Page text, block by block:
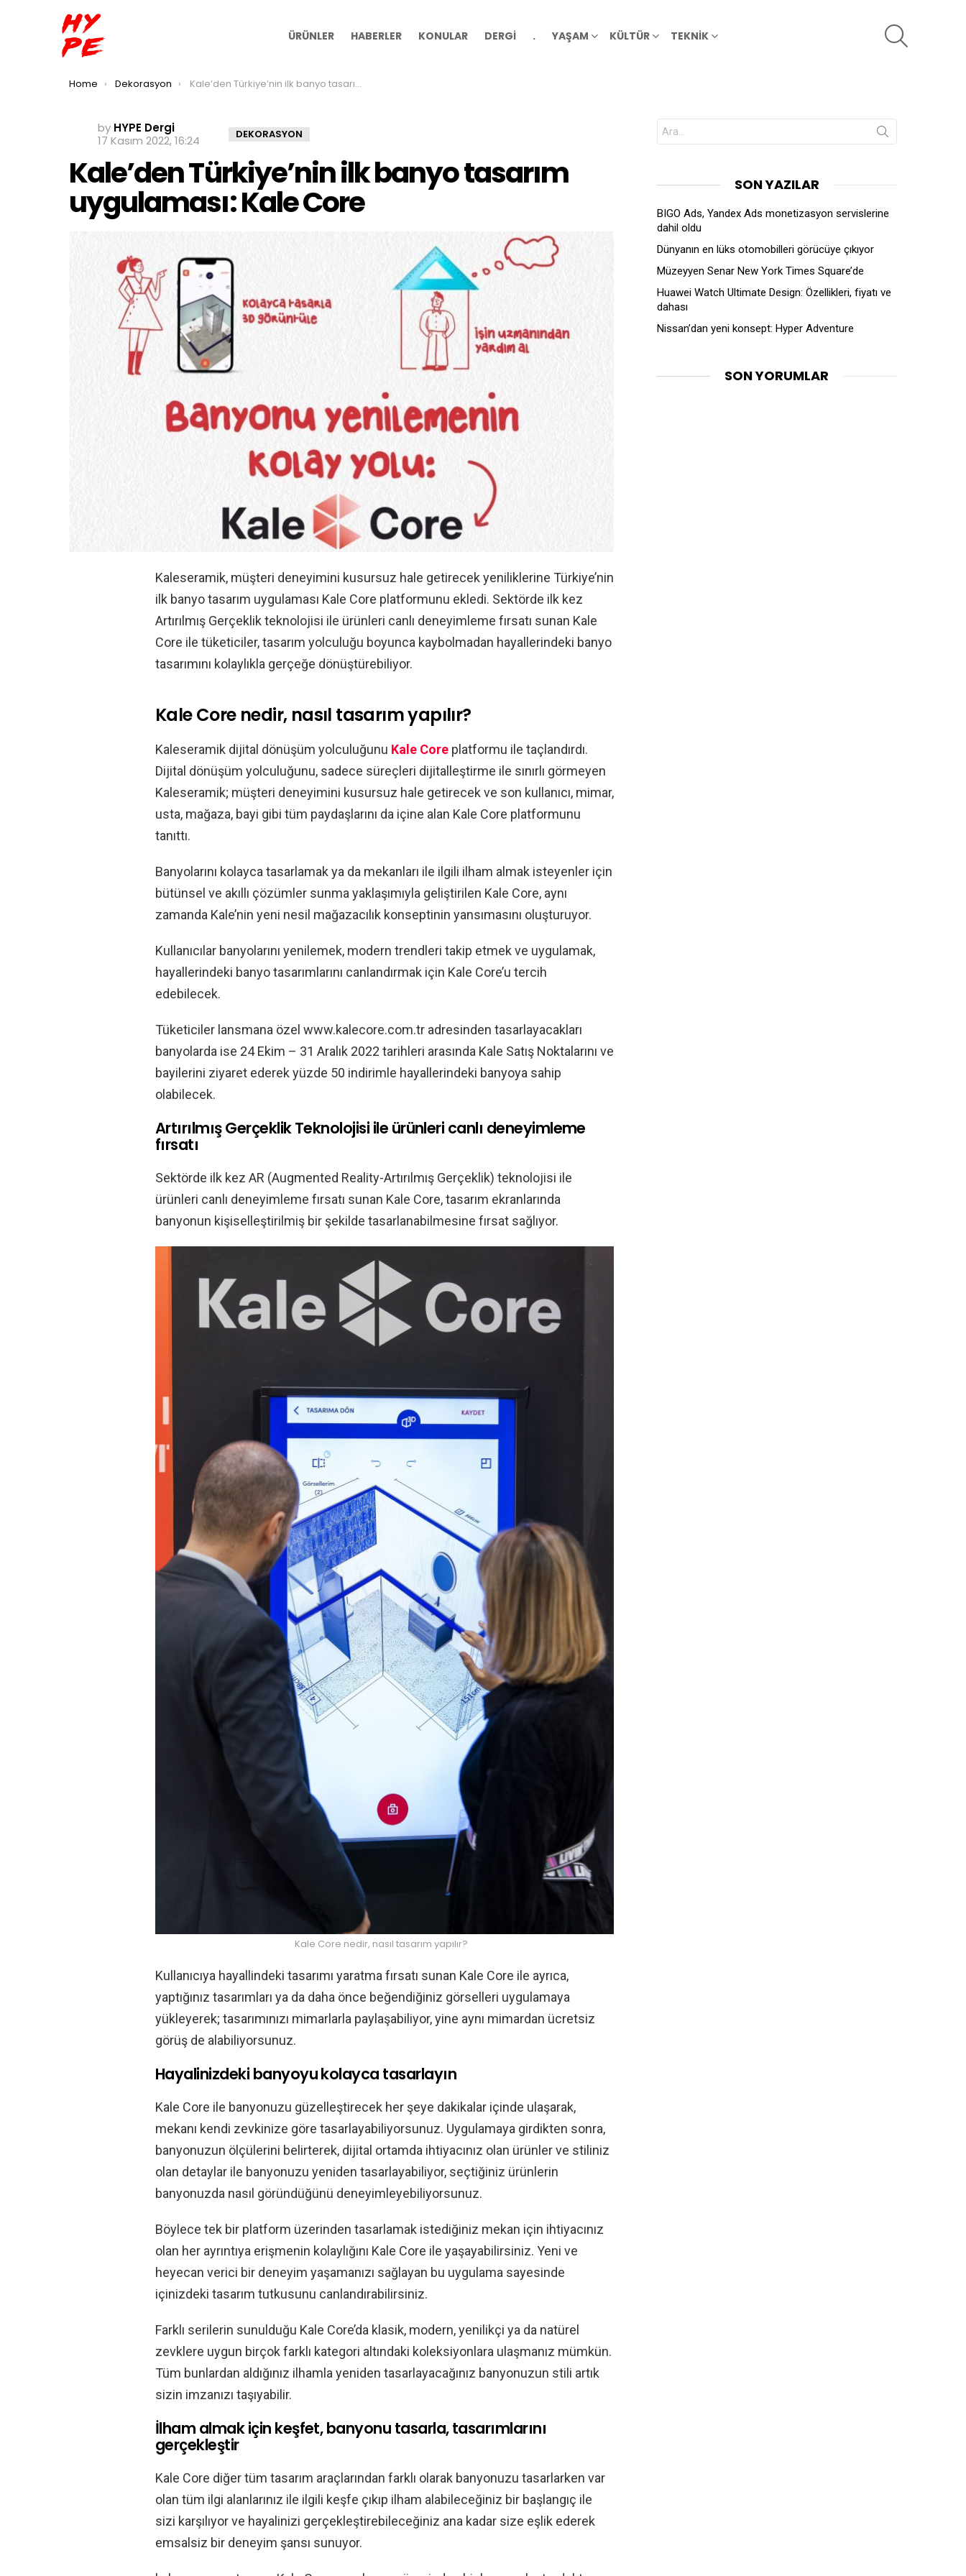
ÜRÜNLER HABERLER KONULAR DERGİ . YAŞAM KÜLTÜR TEKNİK
You are here:
Home Dekorasyon Kale’den Türkiye’nin ilk banyo tasarım uygulaması: Kale Core
by HYPE Dergi
17 Kasım 2022, 16:24
DEKORASYON
Kale’den Türkiye’nin ilk banyo tasarım
uygulaması: Kale Core
Kaleseramik, müşteri deneyimini kusursuz hale getirecek yeniliklerine Türkiye’nin
ilk banyo tasarım uygulaması Kale Core platformunu ekledi. Sektörde ilk kez
Artırılmış Gerçeklik teknolojisi ile ürünleri canlı deneyimleme fırsatı sunan Kale
Core ile tüketiciler, tasarım yolculuğu boyunca kaybolmadan hayallerindeki banyo
tasarımını kolaylıkla gerçeğe dönüştürebiliyor.
Kale Core nedir, nasıl tasarım yapılır?
Kaleseramik dijital dönüşüm yolculuğunu Kale Core platformu ile taçlandırdı.
Dijital dönüşüm yolculuğunu, sadece süreçleri dijitalleştirme ile sınırlı görmeyen
Kaleseramik; müşteri deneyimini kusursuz hale getirecek ve son kullanıcı, mimar,
usta, mağaza, bayi gibi tüm paydaşlarını da içine alan Kale Core platformunu
tanıttı.
Banyolarını kolayca tasarlamak ya da mekanları ile ilgili ilham almak isteyenler için
bütünsel ve akıllı çözümler sunma yaklaşımıyla geliştirilen Kale Core, aynı
zamanda Kale’nin yeni nesil mağazacılık konseptinin yansımasını oluşturuyor.
Kullanıcılar banyolarını yenilemek, modern trendleri takip etmek ve uygulamak,
hayallerindeki banyo tasarımlarını canlandırmak için Kale Core’u tercih
edebilecek.
Tüketiciler lansmana özel www.kalecore.com.tr adresinden tasarlayacakları
banyolarda ise 24 Ekim – 31 Aralık 2022 tarihleri arasında Kale Satış Noktalarını ve
bayilerini ziyaret ederek yüzde 50 indirimle hayallerindeki banyoya sahip
olabilecek.
Artırılmış Gerçeklik Teknolojisi ile ürünleri canlı deneyimleme
fırsatı
Sektörde ilk kez AR (Augmented Reality-Artırılmış Gerçeklik) teknolojisi ile
ürünleri canlı deneyimleme fırsatı sunan Kale Core, tasarım ekranlarında
banyonun kişiselleştirilmiş bir şekilde tasarlanabilmesine fırsat sağlıyor.
Kale Core nedir, nasıl tasarım yapılır?
Kullanıcıya hayallindeki tasarımı yaratma fırsatı sunan Kale Core ile ayrıca,
yaptığınız tasarımları ya da daha önce beğendiğiniz görselleri uygulamaya
yükleyerek; tasarımınızı mimarlarla paylaşabiliyor, yine aynı mimardan ücretsiz
görüş de alabiliyorsunuz.
Hayalinizdeki banyoyu kolayca tasarlayın
Kale Core ile banyonuzu güzelleştirecek her şeye dakikalar içinde ulaşarak,
mekanı kendi zevkinize göre tasarlayabiliyorsunuz. Uygulamaya girdikten sonra,
banyonuzun ölçülerini belirterek, dijital ortamda ihtiyacınız olan ürünler ve stiliniz
olan detaylar ile banyonuzu yeniden tasarlayabiliyor, seçtiğiniz ürünlerin
banyonuzda nasıl göründüğünü deneyimleyebiliyorsunuz.
Böylece tek bir platform üzerinden tasarlamak istediğiniz mekan için ihtiyacınız
olan her ayrıntıya erişmenin kolaylığını Kale Core ile yaşayabilirsiniz. Yeni ve
heyecan verici bir deneyim yaşamanızı sağlayan bu uygulama sayesinde
içinizdeki tasarım tutkusunu canlandırabilirsiniz.
Farklı serilerin sunulduğu Kale Core’da klasik, modern, yenilikçi ya da natürel
zevklere uygun birçok farklı kategori altındaki koleksiyonlara ulaşmanız mümkün.
Tüm bunlardan aldığınız ilhamla yeniden tasarlayacağınız banyonuzun stili artık
sizin imzanızı taşıyabilir.
İlham almak için keşfet, banyonu tasarla, tasarımlarını
gerçekleştir
Kale Core diğer tüm tasarım araçlarından farklı olarak banyonuzu tasarlarken var
olan tüm ilgi alanlarınız ile ilgili keşfe çıkıp ilham alabileceğiniz bir başlangıç ile
sizi karşılıyor ve hayalinizi gerçekleştirebileceğiniz ana kadar size eşlik ederek
emsalsiz bir deneyim şansı sunuyor.
Search
for:
SON YAZILAR
BIGO Ads, Yandex Ads monetizasyon servislerine
dahil oldu
Dünyanın en lüks otomobilleri görücüye çıkıyor
Müzeyyen Senar New York Times Square’de
Huawei Watch Ultimate Design: Özellikleri, fiyatı ve
dahası
Nissan’dan yeni konsept: Hyper Adventure
SON YORUMLAR